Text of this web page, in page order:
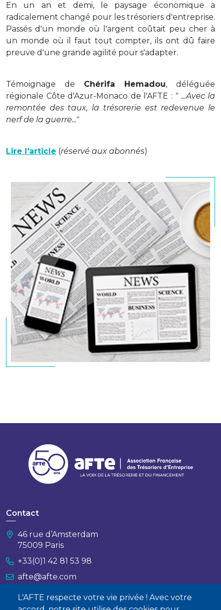
L'AFTE respecte votre vie privée ! Avec votre
En un an et demi, le paysage économique a
radicalement changé pour les trésoriers d'entreprise.
Passés d'un monde où l'argent coûtait peu cher à
un monde où il faut tout compter, ils ont dû faire
preuve d'une grande agilité pour s'adapter.
Témoignage de Chérifa Hemadou, déléguée
régionale Côte d'Azur-Monaco de l'AFTE : " ...Avec la
remontée des taux, la trésorerie est redevenue le
nerf de la guerre..."
Lire l'article (réservé aux abonnés)
Contact
46 rue d’Amsterdam
75009 Paris
+33(0)1 42 81 53 98
afte@afte.com
Nous contacter